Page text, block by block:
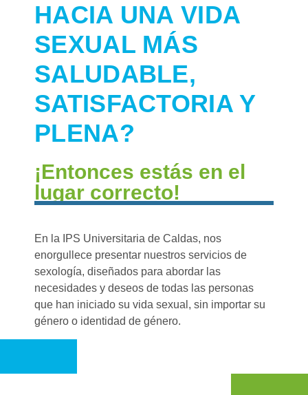
HACIA UNA VIDA
SEXUAL MÁS
SALUDABLE,
SATISFACTORIA Y
PLENA?
¡Entonces estás en el
lugar correcto!
En la IPS Universitaria de Caldas, nos
enorgullece presentar nuestros servicios de
sexología, diseñados para abordar las
necesidades y deseos de todas las personas
que han iniciado su vida sexual, sin importar su
género o identidad de género.